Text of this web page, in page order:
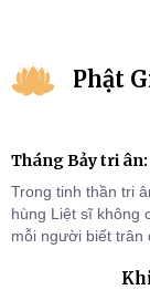
Phật
Tháng Bảy tri
Trong tinh thần tri
hùng Liệt sĩ không
mỗi người biết trân